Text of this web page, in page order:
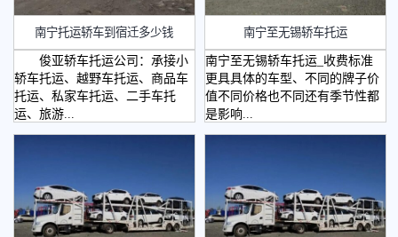
南宁托运轿车到宿迁多少钱
俊亚轿车托运公司：承接小
轿车托运、越野车托运、商品车
托运、私家车托运、二手车托
运、旅游...
南宁至无锡轿车托运
南宁至无锡轿车托运_收费标准
更具具体的车型、不同的牌子价
值不同价格也不同还有季节性都
是影响...